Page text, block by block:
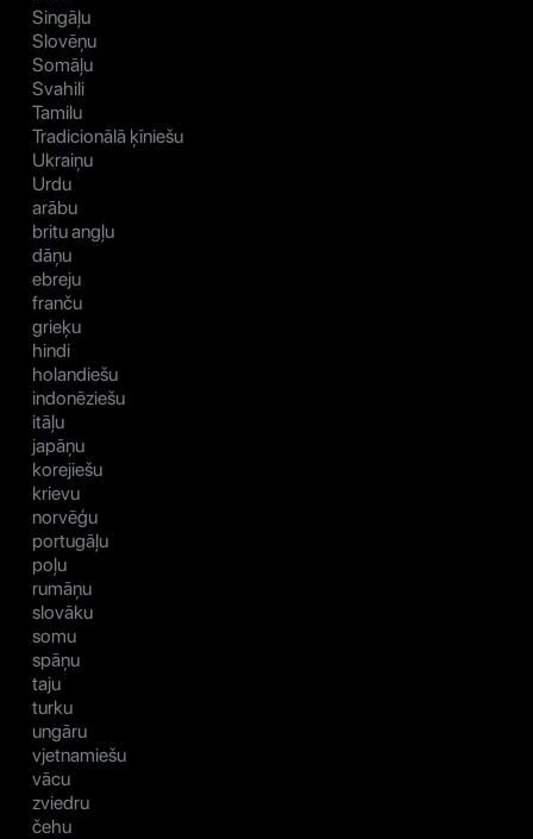
Singāļu
Slovēņu
Somāļu
Svahili
Tamilu
Tradicionālā ķīniešu
Ukraiņu
Urdu
arābu
britu angļu
dāņu
ebreju
franču
grieķu
hindi
holandiešu
indonēziešu
itāļu
japāņu
korejiešu
krievu
norvēģu
portugāļu
poļu
rumāņu
slovāku
somu
spāņu
taju
turku
ungāru
vjetnamiešu
vācu
zviedru
čehu